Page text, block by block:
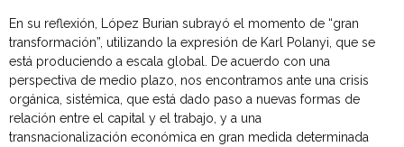
En su reflexión, López Burian subrayó el momento de “gran
transformación”, utilizando la expresión de Karl Polanyi, que se
está produciendo a escala global. De acuerdo con una
perspectiva de medio plazo, nos encontramos ante una crisis
orgánica, sistémica, que está dado paso a nuevas formas de
relación entre el capital y el trabajo, y a una
transnacionalización económica en gran medida determinada